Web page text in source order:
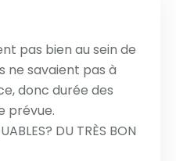
pas bien au sein de
ne savaient pas à
donc durée des
prévue.
DU TRÈS BON